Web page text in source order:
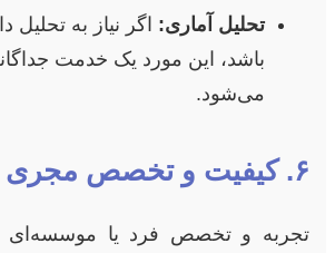
تحلیل آماری: اگر نیاز به تحلیل
باشد، این مورد یک خدمت
می‌شود.
۶. کیفیت و تخصص مجری
تجربه و تخصص فرد یا موسسه‌ای